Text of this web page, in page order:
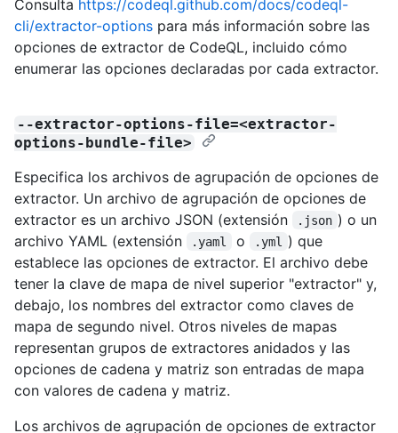
Consulta https://codeql.github.com/docs/codeql-
cli/extractor-options para más información sobre las
opciones de extractor de CodeQL, incluido cómo
enumerar las opciones declaradas por cada extractor.
--extractor-options-file=<extractor-
options-bundle-file>
Especifica los archivos de agrupación de opciones de
extractor. Un archivo de agrupación de opciones de
extractor es un archivo JSON (extensión
.json ) o un
archivo YAML (extensión
.yaml o .yml
) que
establece las opciones de extractor. El archivo debe
tener la clave de mapa de nivel superior "extractor" y,
debajo, los nombres del extractor como claves de
mapa de segundo nivel. Otros niveles de mapas
representan grupos de extractores anidados y las
opciones de cadena y matriz son entradas de mapa
con valores de cadena y matriz.
Los archivos de agrupación de opciones de extractor